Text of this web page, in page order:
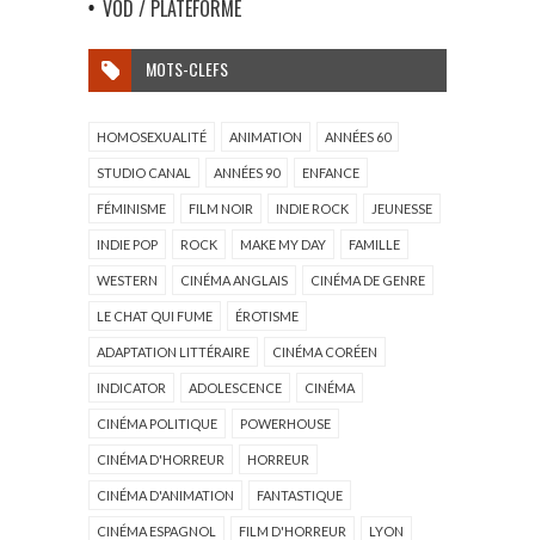
VOD / PLATEFORME
MOTS-CLEFS
HOMOSEXUALITÉ ANIMATION ANNÉES 60
STUDIO CANAL ANNÉES 90 ENFANCE
FÉMINISME FILM NOIR INDIE ROCK JEUNESSE
INDIE POP ROCK MAKE MY DAY FAMILLE
WESTERN CINÉMA ANGLAIS CINÉMA DE GENRE
LE CHAT QUI FUME ÉROTISME
ADAPTATION LITTÉRAIRE CINÉMA CORÉEN
INDICATOR ADOLESCENCE CINÉMA
CINÉMA POLITIQUE POWERHOUSE
CINÉMA D'HORREUR HORREUR
CINÉMA D'ANIMATION FANTASTIQUE
CINÉMA ESPAGNOL FILM D'HORREUR LYON